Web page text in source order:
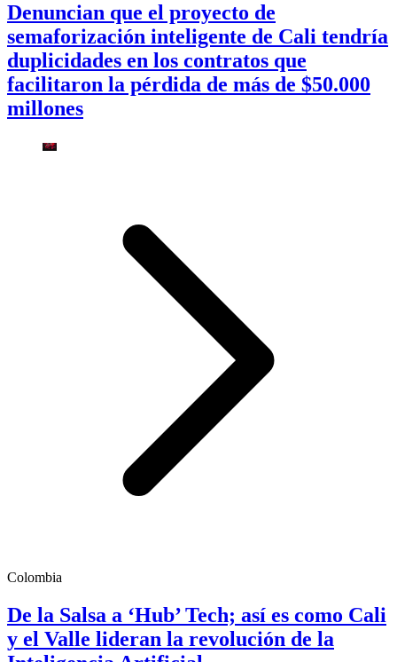
Denuncian que el proyecto de
semaforización inteligente de Cali tendría
duplicidades en los contratos que
facilitaron la pérdida de más de $50.000
millones
Colombia
De la Salsa a ‘Hub’ Tech; así es como Cali
y el Valle lideran la revolución de la